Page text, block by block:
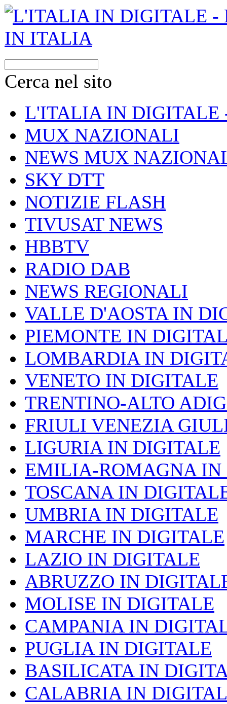
Cerca nel sito
L'ITALIA IN DIGITALE
MUX NAZIONALI
NEWS MUX
SKY DTT
NOTIZIE FLASH
TIVUSAT NEWS
HBBTV
RADIO DAB
NEWS REGIONALI
VALLE D'AOSTA IN
PIEMONTE IN
LOMBARDIA IN
VENETO IN DIGITALE
TRENTINO-ALTO
FRIULI VENEZIA
LIGURIA IN DIGITALE
EMILIA-ROMAGNA IN
TOSCANA IN
UMBRIA IN DIGITALE
MARCHE IN DIGITALE
LAZIO IN DIGITALE
ABRUZZO IN
MOLISE IN DIGITALE
CAMPANIA IN
PUGLIA IN DIGITALE
BASILICATA IN
CALABRIA IN